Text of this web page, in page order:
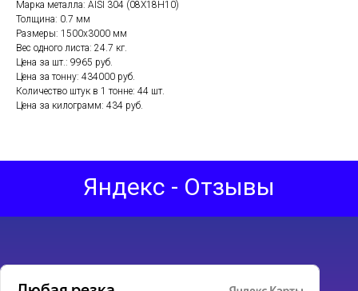
Марка металла: AISI 304 (08Х18Н10)
Толщина: 0.7 мм
Размеры: 1500х3000 мм
Вес одного листа: 24.7 кг.
Цена за шт.: 9965 руб.
Цена за тонну: 434000 руб.
Количество штук в 1 тонне: 44 шт.
Цена за килограмм: 434 руб.
Яндекс - Отзывы